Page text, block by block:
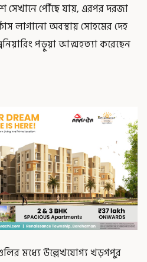
সেখানে পৌঁছে যায়, এরপর দরজা
লাগানো অবস্থায় সোহমের দেহ
পড়ুয়া আত্মহত্যা করেছেন
মধ্যে উল্লেখযোগ্য খড়গপুর